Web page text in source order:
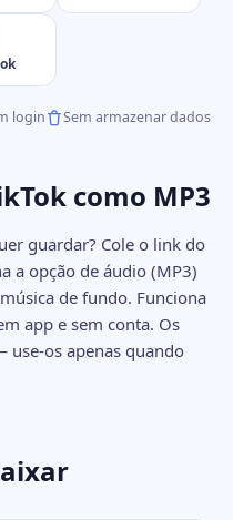
login Sem armazenar dados
como MP3
guardar? Cole o link do
a opção de áudio (MP3)
de fundo. Funciona
app e sem conta. Os
use-os apenas quando